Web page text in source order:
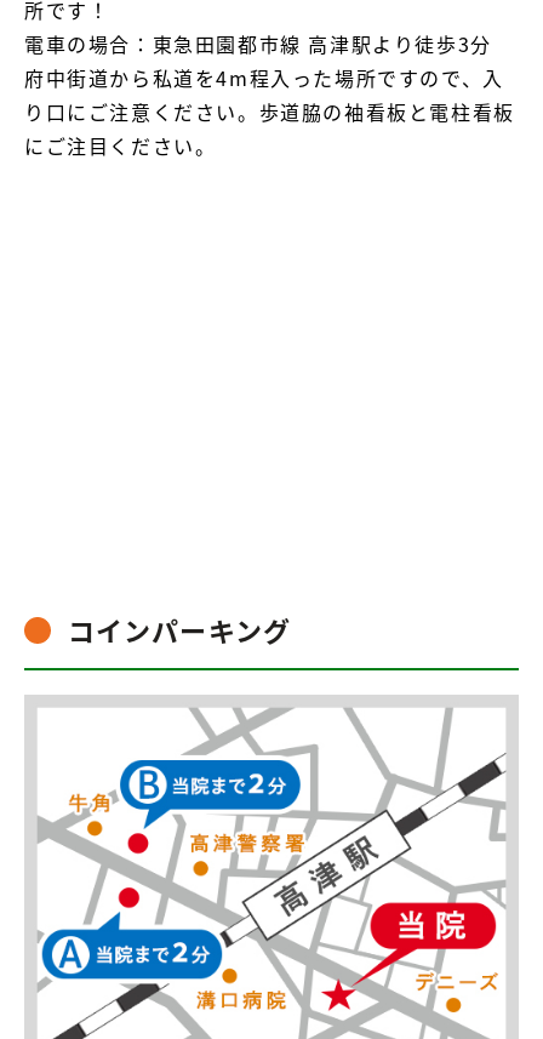
所です！
電車の場合：東急田園都市線 高津駅より徒歩3分
府中街道から私道を4m程入った場所ですので、入
り口にご注意ください。歩道脇の袖看板と電柱看板
にご注目ください。
コインパーキング